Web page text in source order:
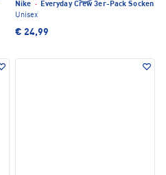
Nike · Everyday Crew 3er-Pack Socken
Unisex
€ 24,99